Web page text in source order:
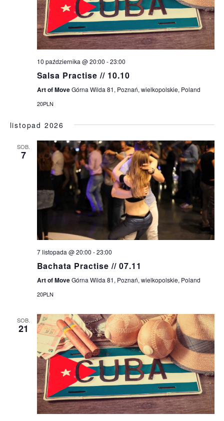
10 października @ 20:00 -23:00
Salsa Practise // 10.10
Art of MoveGórna Wilda 81, Poznań, wielkopolskie, Poland
20PLN
listopad 2026
SOB.
7
7 listopada @ 20:00 -23:00
Bachata Practise // 07.11
Art of MoveGórna Wilda 81, Poznań, wielkopolskie, Poland
20PLN
SOB.
21